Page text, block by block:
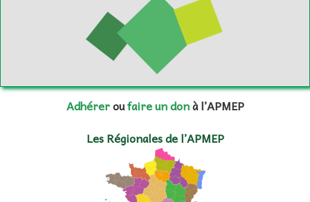
Adhéreroufaire un donà l’APMEP
Les Régionales de l’APMEP